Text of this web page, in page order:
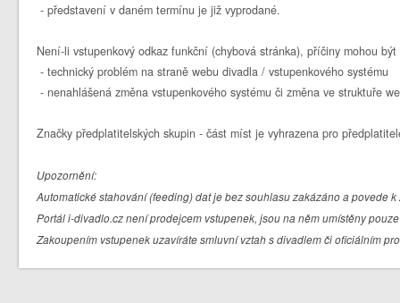
- představení v daném termínu je již vyprodané.
Není-li vstupenkový odkaz funkční (chybová stránka), příčiny mohou
- technický problém na straně webu divadla / vstupenkového systému
- nenahlášená změna vstupenkového systému či změna ve struktuře
Značky předplatitelských skupin - část míst je vyhrazena pro
Upozornění:
Automatické stahování (feeding) dat je bez souhlasu zakázáno a povede
Portál i-divadlo.cz není prodejcem vstupenek, jsou na něm umístěny
Zakoupením vstupenek uzavíráte smluvní vztah s divadlem či oficiálním